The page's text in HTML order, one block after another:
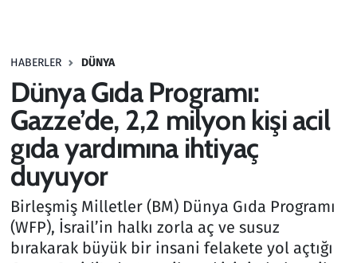
HABERLER DÜNYA
Dünya Gıda Programı:
Gazze’de, 2,2 milyon kişi acil
gıda yardımına ihtiyaç
duyuyor
Birleşmiş Milletler (BM) Dünya Gıda Programı
(WFP), İsrail’in halkı zorla aç ve susuz
bırakarak büyük bir insani felakete yol açtığı
Haber
Kültür Sanat
Kurumsal Haberler
Lezzet Durağı
Memur ve Kamu